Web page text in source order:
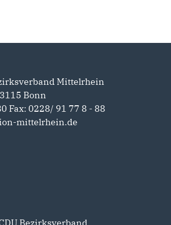
Mittelrhein
Bonn
Fax: 0228/ 91 77 8 - 88
mittelrhein.de